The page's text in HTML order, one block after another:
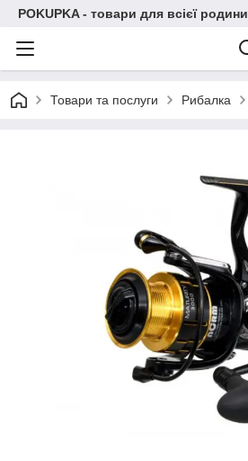
POKUPKA - товари для всієї родини
Товари та послуги Рибалка